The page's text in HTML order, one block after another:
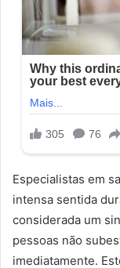
Especialistas em
intensa sentida
considerada um
pessoas não
imediatamente.